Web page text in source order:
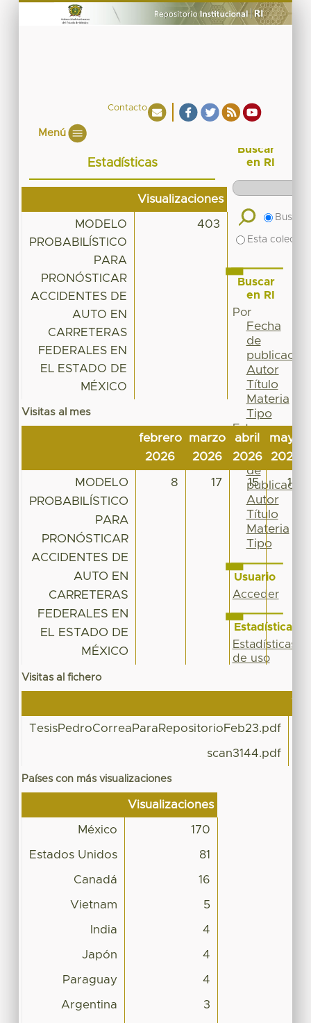
Contacto
Menú
Estadísticas
Visualizaciones
MODELO
PROBABILÍSTICO
PARA
PRONÓSTICAR
ACCIDENTES DE
AUTO EN
CARRETERAS
FEDERALES EN
EL ESTADO DE
MÉXICO
403
Visitas al mes
febrero
2026
marzo
2026
abril
2026
mayo
2026
MODELO
PROBABILÍSTICO
PARA
PRONÓSTICAR
ACCIDENTES DE
AUTO EN
CARRETERAS
FEDERALES EN
EL ESTADO DE
MÉXICO
8 17 15 17
Visitas al fichero
TesisPedroCorreaParaRepositorioFeb23.pdf
scan3144.pdf
Países con más visualizaciones
Visualizaciones
México 170
Estados Unidos 81
Canadá 16
Vietnam 5
India 4
Japón 4
Paraguay 4
Argentina 3
Buscar
en RI
Buscar
Esta
Buscar
en RI
Por
Fecha
de
publicación
Autor
Título
Materia
Tipo
Esta
colección
Fecha
de
publicación
Autor
Título
Materia
Tipo
Usuario
Acceder
Estadísticas
Estadísticas
de uso